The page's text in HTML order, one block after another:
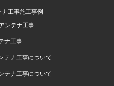
工事施工事例
ンテナ工事
ナ工事
テナ工事について
テナ工事について